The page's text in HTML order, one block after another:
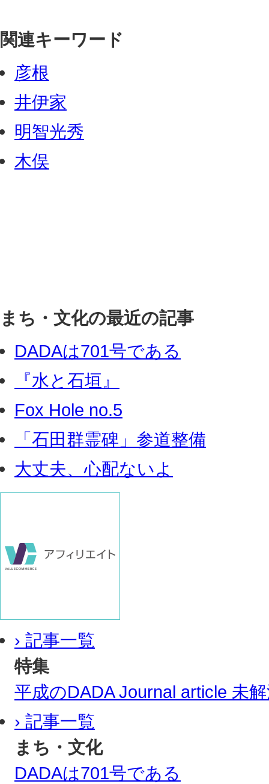
関連キーワード
彦根
井伊家
明智光秀
木俣
まち・文化の最近の記事
DADAは701号である
『水と石垣』
Fox Hole no.5
「石田群霊碑」参道整備
大丈夫、心配ないよ
› 記事一覧
特集
平成のDADA Journal article 未
› 記事一覧
まち・文化
DADAは701号である